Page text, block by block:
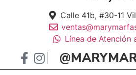
Calle 41b, #30-11
Línea de Atención